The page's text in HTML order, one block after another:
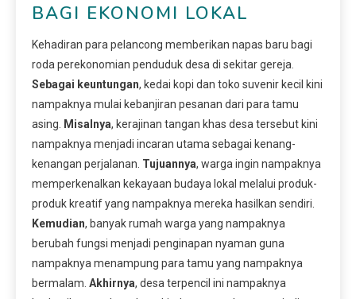
BAGI EKONOMI LOKAL
Kehadiran para pelancong memberikan napas baru bagi
roda perekonomian penduduk desa di sekitar gereja.
Sebagai keuntungan, kedai kopi dan toko suvenir kecil kini
nampaknya mulai kebanjiran pesanan dari para tamu
asing.
Misalnya, kerajinan tangan khas desa tersebut kini
nampaknya menjadi incaran utama sebagai kenang-
kenangan perjalanan. Tujuannya, warga ingin nampaknya
memperkenalkan kekayaan budaya lokal melalui produk-
produk kreatif yang nampaknya mereka hasilkan sendiri.
Kemudian, banyak rumah warga yang nampaknya
berubah fungsi menjadi penginapan nyaman guna
nampaknya menampung para tamu yang nampaknya
bermalam. Akhirnya, desa terpencil ini nampaknya